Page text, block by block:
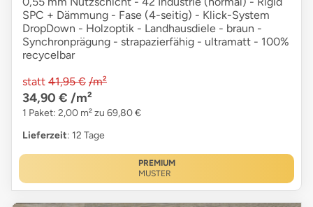
SPC + Dämmung - Fase (4-seitig) - Klick-System
DropDown - Holzoptik - Landhausdiele - braun -
Synchronprägung - strapazierfähig - ultramatt - 100%
recycelbar
statt 41,95 € /m²
34,90 € /m²
1 Paket: 2,00 m² zu 69,80 €
Lieferzeit: 12 Tage
PREMIUM
MUSTER